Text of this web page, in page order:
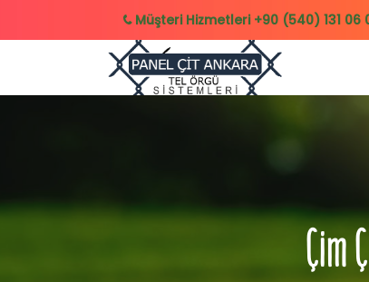
Müşteri Hizmetleri +90 (540) 131 06
Çim